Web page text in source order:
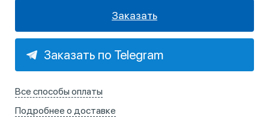
Заказать
Заказать по Telegram
Все способы оплаты
Подробнее о доставке